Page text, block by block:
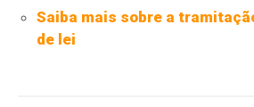
Saiba mais sobre a
de lei